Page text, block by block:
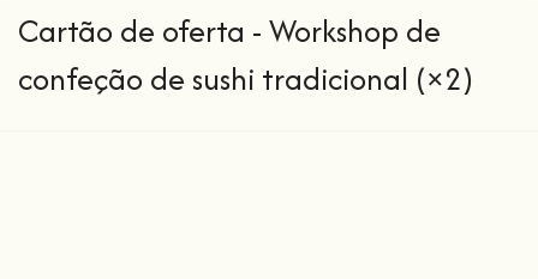
Cartão de oferta - Workshop de
confeção de sushi tradicional (×2)